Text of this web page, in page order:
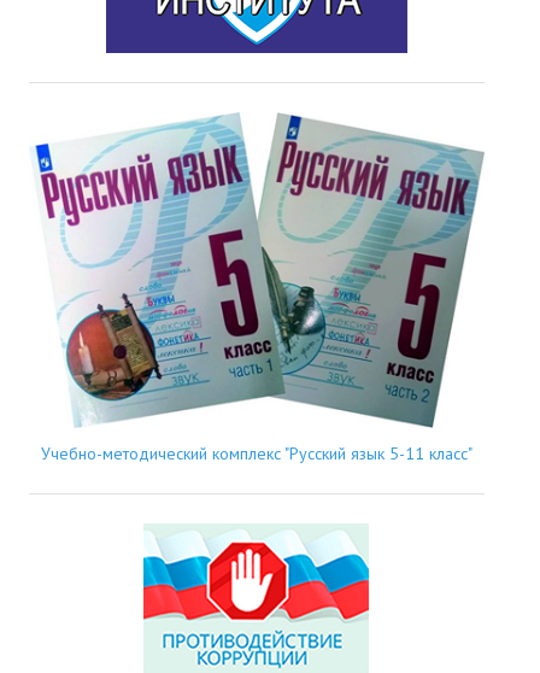
Учебно-методический комплекс "Русский язык 5-11 класс"